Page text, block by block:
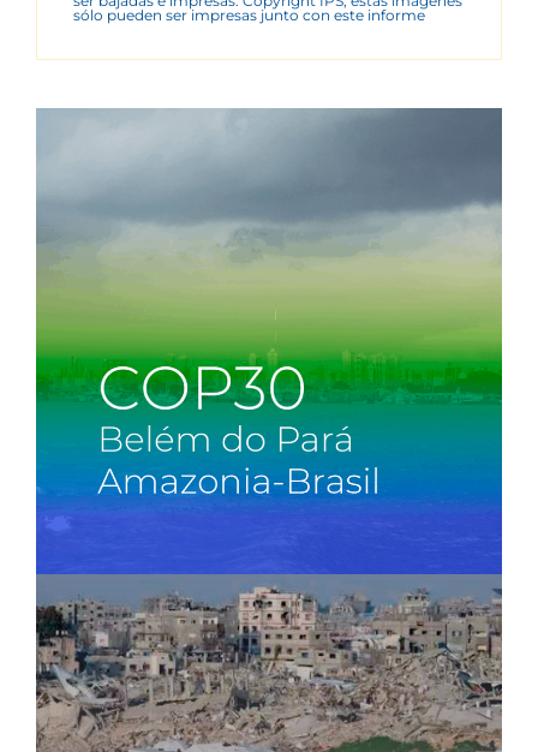
sólo pueden ser impresas junto con este informe